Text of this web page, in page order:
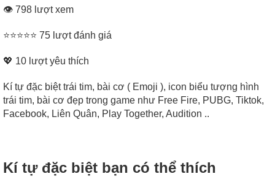
👁 798 lượt xem
⭐⭐⭐⭐⭐ 75 lượt đánh giá
💖 10 lượt yêu thích
Kí tự đặc biệt trái tim, bài cơ ( Emoji ), icon biểu tượng hình
trái tim, bài cơ đẹp trong game như Free Fire, PUBG, Tiktok,
Facebook, Liên Quân, Play Together, Audition ..
Kí tự đặc biệt bạn có thể thích